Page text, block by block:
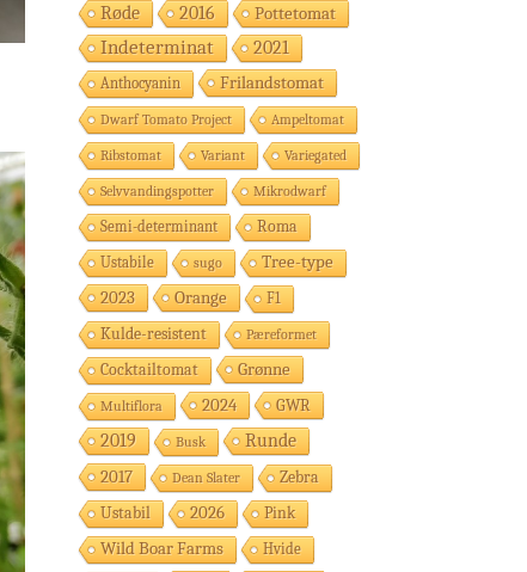
Røde 2016 Pottetomat
Indeterminat 2021
Anthocyanin Frilandstomat
Dwarf Tomato Project Ampeltomat
Ribstomat Variant Variegated
Selvvandingspotter Mikrodwarf
Semi-determinant
Roma
Ustabile
sugo Tree-type
2023 Orange
F1
Kulde-resistent
Pæreformet
Cocktailtomat Grønne
Multiflora 2024 GWR
2019 Busk
Runde
2017
Dean Slater Zebra
Ustabil 2026
Pink
Wild Boar Farms
Hvide